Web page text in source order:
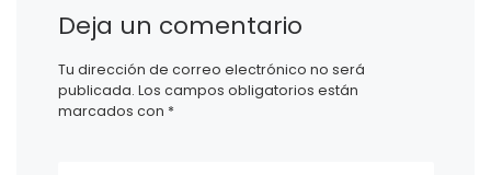
Deja un comentario
Tu dirección de correo electrónico no será
publicada. Los campos obligatorios están
marcados con *